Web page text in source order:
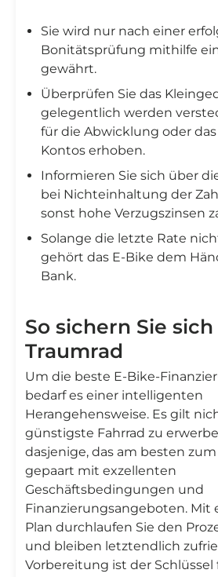
Sie wird nur nach einer
Bonitätsprüfung mithilfe
gewährt.
Überprüfen Sie das
gelegentlich werden
für die Abwicklung oder
Kontos erhoben.
Informieren Sie sich über
bei Nichteinhaltung der
sonst hohe Verzugszinsen
Solange die letzte Rate
gehört das E-Bike dem
Bank.
So sichern Sie
Traumrad
Um die beste E-Bike-
bedarf es einer intelligenten
Herangehensweise. Es gilt
günstigste Fahrrad zu
dasjenige, das am besten
gepaart mit exzellenten
Geschäftsbedingungen und
Finanzierungsangeboten. Mit
Plan durchlaufen Sie den
und bleiben letztendlich
Vorbereitung ist der Schlüssel